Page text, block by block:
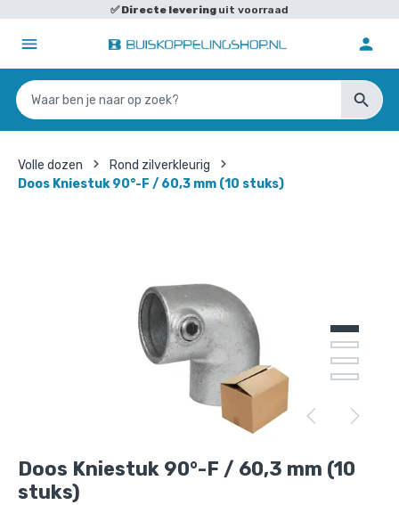
✅Directe levering uit voorraad
Volle dozen
Rond zilverkleurig
Doos Kniestuk 90°-F / 60,3 mm (10 stuks)
Doos Kniestuk 90°-F / 60,3 mm (10
stuks)
Doos Kniestuk 90°-F / 60,3 mm (10 stuks)